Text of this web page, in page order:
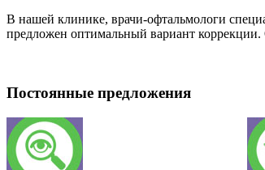
В нашей клинике, врачи-офтальмологи
предложен оптимальный вариант
Постоянные предложения